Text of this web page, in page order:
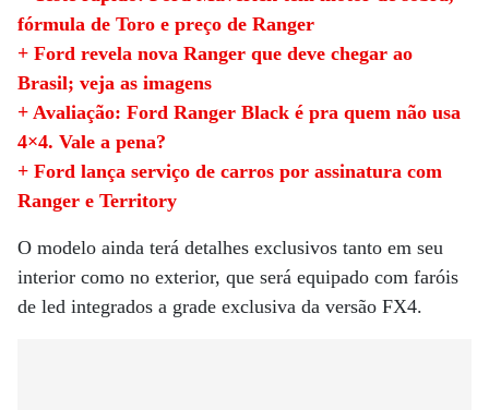
fórmula de Toro e preço de Ranger
+ Ford revela nova Ranger que deve chegar ao
Brasil; veja as imagens
+ Avaliação: Ford Ranger Black é pra quem não usa
4×4. Vale a pena?
+ Ford lança serviço de carros por assinatura com
Ranger e Territory
O modelo ainda terá detalhes exclusivos tanto em seu
interior como no exterior, que será equipado com faróis
de led integrados a grade exclusiva da versão FX4.